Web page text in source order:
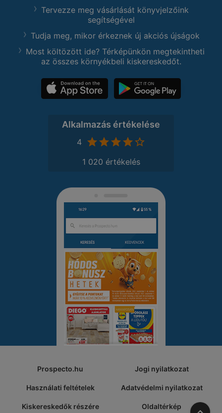
Tervezze meg vásárlását könyvjelzőink
segítségével
Tudja meg, mikor érkeznek új akciós újságok
Most költözött ide? Térképünkön megtekintheti
az összes környékbeli kiskereskedőt.
Alkalmazás értékelése
4
1 020 értékelés
Prospecto.hu Jogi nyilatkozat
Használati feltételek Adatvédelmi nyilatkozat
Kiskereskedők részére Oldaltérkép A